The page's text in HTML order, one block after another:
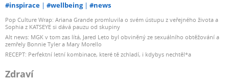
#inspirace #wellbeing #news
Pop Culture Wrap: Ariana Grande promluvila o svém ústupu z veřejného života a
Sophia z KATSEYE si dává pauzu od skupiny
Alt news: MGK v tom zas lítá, Jared Leto byl obviněný ze sexuálního obtěžování a
zemřely Bonnie Tyler a Mary Morello
RECEPT: Perfektní letní kombinace, které tě zchladí, i kdybys nechtěl*a
Zdraví